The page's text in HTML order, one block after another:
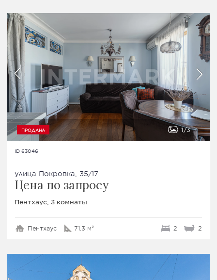
ПРОДАНА 1 3
ID 63046
улица Покровка, 35/17
Цена по запросу
Пентхаус, 3 комнаты
Пентхаус 71.3 м² 2 2